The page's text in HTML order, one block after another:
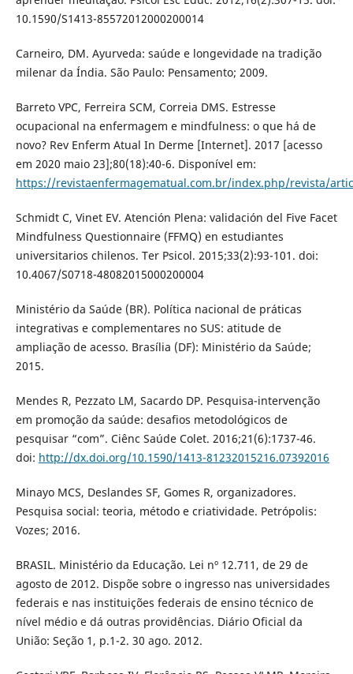
10.1590/S1413-85572012000200014
Carneiro, DM. Ayurveda: saúde e longevidade na tradição
milenar da Índia. São Paulo: Pensamento; 2009.
Barreto VPC, Ferreira SCM, Correia DMS. Estresse
ocupacional na enfermagem e mindfulness: o que há de
novo? Rev Enferm Atual In Derme [Internet]. 2017 [acesso
em 2020 maio 23];80(18):40-6. Disponível em:
https://revistaenfermagematual.com.br/index.php/revista/
Schmidt C, Vinet EV. Atención Plena: validación del Five Facet
Mindfulness Questionnaire (FFMQ) en estudiantes
universitarios chilenos. Ter Psicol. 2015;33(2):93-101. doi:
10.4067/S0718-48082015000200004
Ministério da Saúde (BR). Política nacional de práticas
integrativas e complementares no SUS: atitude de
ampliação de acesso. Brasília (DF): Ministério da Saúde;
2015.
Mendes R, Pezzato LM, Sacardo DP. Pesquisa-intervenção
em promoção da saúde: desafios metodológicos de
pesquisar “com”. Ciênc Saúde Colet. 2016;21(6):1737-46.
doi: http://dx.doi.org/10.1590/1413-81232015216.07392016
Minayo MCS, Deslandes SF, Gomes R, organizadores.
Pesquisa social: teoria, método e criatividade. Petrópolis:
Vozes; 2016.
BRASIL. Ministério da Educação. Lei nº 12.711, de 29 de
agosto de 2012. Dispõe sobre o ingresso nas universidades
federais e nas instituições federais de ensino técnico de
nível médio e dá outras providências. Diário Oficial da
União: Seção 1, p.1-2. 30 ago. 2012.